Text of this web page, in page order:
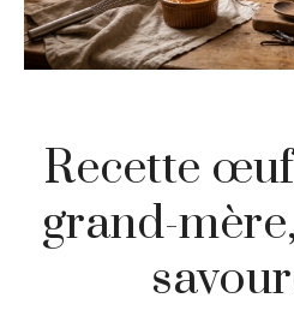
Recette
grand-